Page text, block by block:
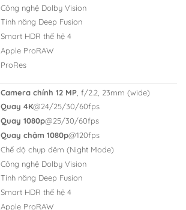
Công nghệ Dolby Vision
Tính năng Deep Fusion
Smart HDR thế hệ 4
Apple ProRAW
ProRes
Camera chính 12 MP , f/2.2, 23mm (wide)
Quay 4K@24/25/30/60fps
Quay 1080p@25/30/60fps
Quay chậm 1080p@120fps
Chế độ chụp đêm (Night Mode)
Công nghệ Dolby Vision
Tính năng Deep Fusion
Smart HDR thế hệ 4
Apple ProRAW